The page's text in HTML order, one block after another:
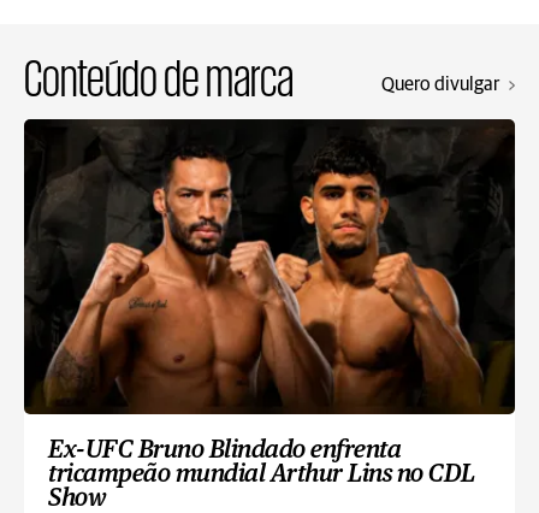
Conteúdo de marca Quero divulgar
Ex-UFC Bruno Blindado enfrenta
tricampeão mundial Arthur Lins no CDL
Show